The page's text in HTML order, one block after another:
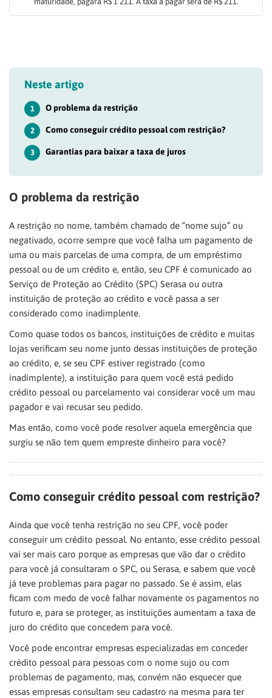
Neste artigo
1 O problema da restrição
2 Como conseguir crédito pessoal com restrição?
3 Garantias para baixar a taxa de juros
O problema da restrição
A restrição no nome, também chamado de “nome sujo” ou
negativado, ocorre sempre que você falha um pagamento de
uma ou mais parcelas de uma compra, de um empréstimo
pessoal ou de um crédito e, então, seu CPF é comunicado ao
Serviço de Proteção ao Crédito (SPC) Serasa ou outra
instituição de proteção ao crédito e você passa a ser
considerado como inadimplente.
Como quase todos os bancos, instituições de crédito e muitas
lojas verificam seu nome junto dessas instituições de proteção
ao crédito, e, se seu CPF estiver registrado (como
inadimplente), a instituição para quem você está pedido
crédito pessoal ou parcelamento vai considerar você um mau
pagador e vai recusar seu pedido.
Mas então, como você pode resolver aquela emergência que
surgiu se não tem quem empreste dinheiro para você?
Como conseguir crédito pessoal com restrição?
Ainda que você tenha restrição no seu CPF, você poder
conseguir um crédito pessoal. No entanto, esse crédito pessoal
vai ser mais caro porque as empresas que vão dar o crédito
para você já consultaram o SPC, ou Serasa, e sabem que você
já teve problemas para pagar no passado. Se é assim, elas
ficam com medo de você falhar novamente os pagamentos no
futuro e, para se proteger, as instituições aumentam a taxa de
juro do crédito que concedem para você.
Você pode encontrar empresas especializadas em conceder
crédito pessoal para pessoas com o nome sujo ou com
problemas de pagamento, mas, convém não esquecer que
essas empresas consultam seu cadastro na mesma para ter